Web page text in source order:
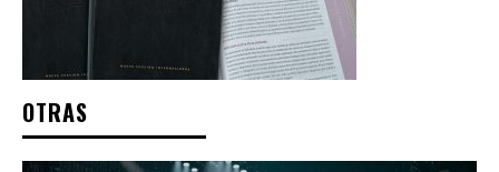
OTRAS